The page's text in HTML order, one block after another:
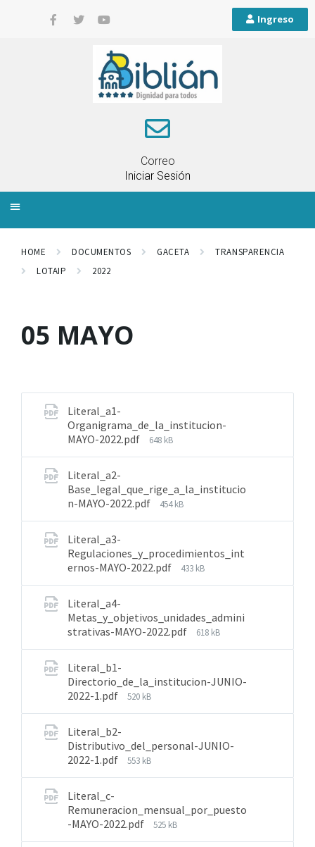
Ingreso
Correo
Iniciar Sesión
HOME DOCUMENTOS GACETA
TRANSPARENCIA
LOTAIP
2022
05 MAYO
Literal_a1-
Organigrama_de_la_institucion-
MAYO-2022.pdf
648 kB
Literal_a2-
Base_legal_que_rige_a_la_institucio
n-MAYO-2022.pdf
454 kB
Literal_a3-
Regulaciones_y_procedimientos_int
ernos-MAYO-2022.pdf
433 kB
Literal_a4-
Metas_y_objetivos_unidades_admini
strativas-MAYO-2022.pdf
618 kB
Literal_b1-
Directorio_de_la_institucion-JUNIO-
2022-1.pdf
520 kB
Literal_b2-
Distributivo_del_personal-JUNIO-
2022-1.pdf
553 kB
Literal_c-
Remuneracion_mensual_por_puesto
-MAYO-2022.pdf
525 kB